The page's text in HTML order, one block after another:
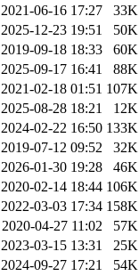
2021-06-16 17:27
33K
2025-12-23 19:51
50K
2019-09-18 18:33
60K
2025-09-17 16:41
88K
2021-02-18 01:51 107K
2025-08-28 18:21
12K
2024-02-22 16:50 133K
2019-07-12 09:52
32K
2026-01-30 19:28
46K
2020-02-14 18:44 106K
2022-03-03 17:34 158K
2020-04-27 11:02
57K
2023-03-15 13:31
25K
2024-09-27 17:21
54K